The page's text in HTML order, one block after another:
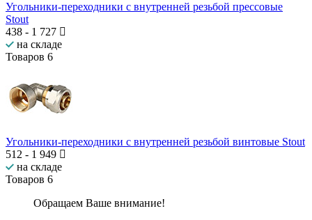
Угольники-переходники с внутренней резьбой прессовые
Stout
438 - 1 727
на складе
Товаров 6
Угольники-переходники с внутренней резьбой винтовые Stout
512 - 1 949
на складе
Товаров 6
Обращаем Ваше внимание!